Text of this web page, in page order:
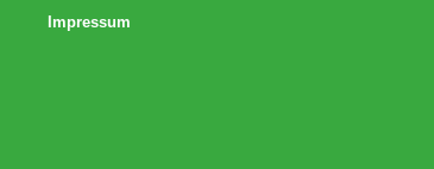
Impressum